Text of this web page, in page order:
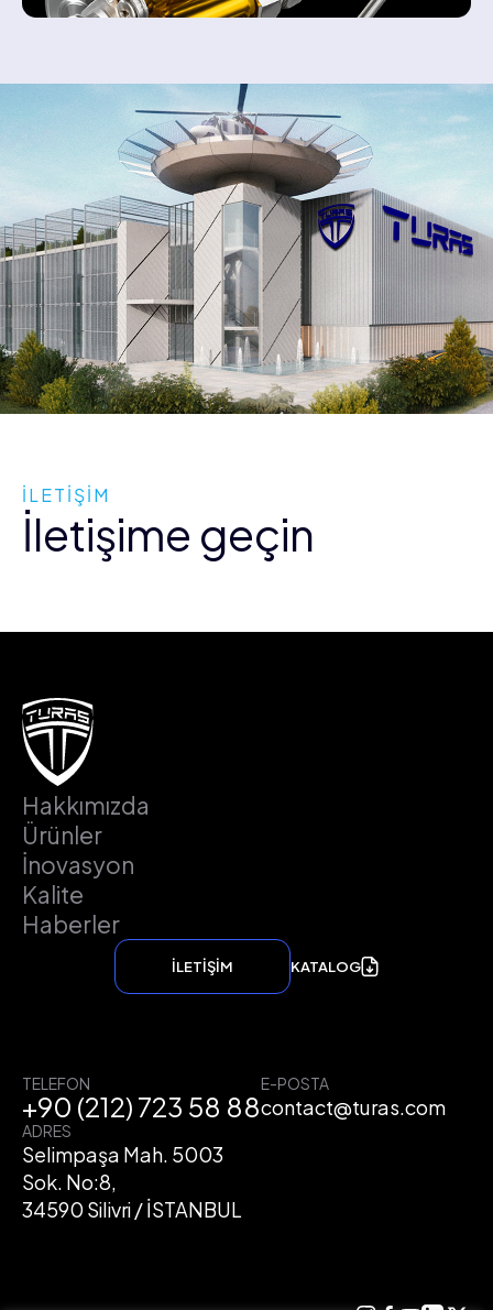
İLETİŞİM
İletişime geçin
Hakkımızda
Ürünler
İnovasyon
Kalite
Haberler
KATALOG
İLETİŞİM
TELEFON
+90 (212) 723 58 88
E-POSTA
contact@turas.com
ADRES
Selimpaşa Mah. 5003
Sok. No:8,
34590 Silivri / İSTANBUL